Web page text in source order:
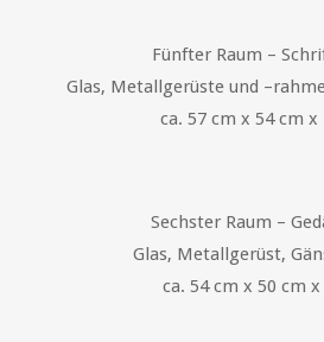
Fünfter Raum –
Glas, Metallgerüste und
ca. 57 cm x 54 cm x
Sechster Raum –
Glas, Metallgerüst,
ca. 54 cm x 50 cm